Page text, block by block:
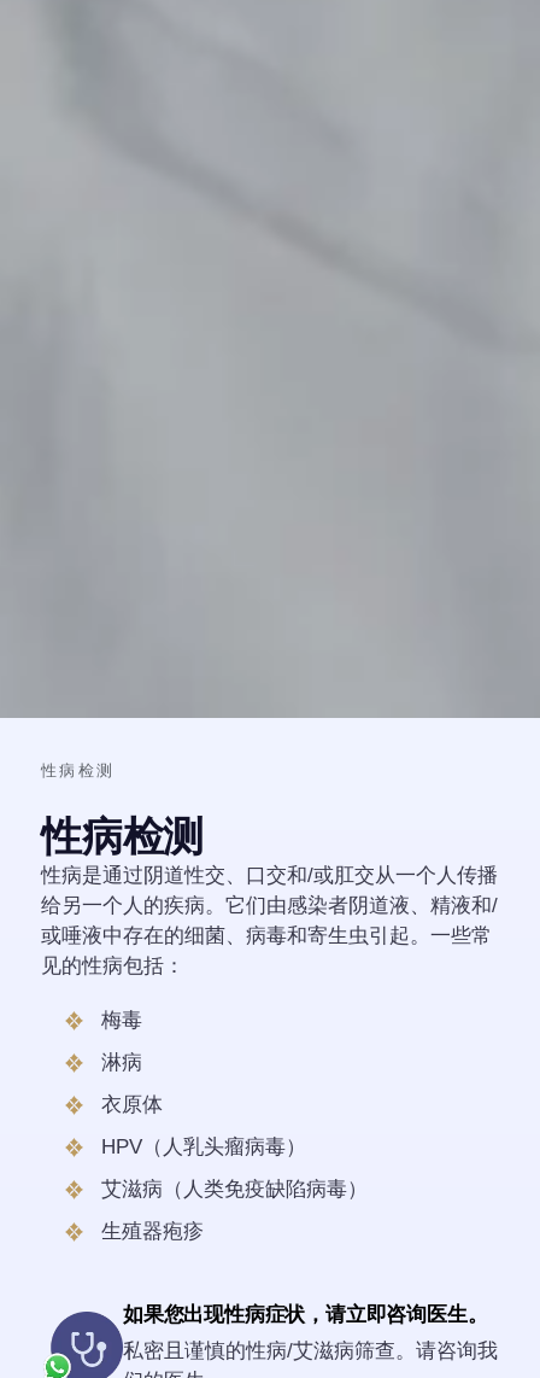
性病检测
性病检测
性病是通过阴道性交、口交和/或肛交从一个人传播
给另一个人的疾病。它们由感染者阴道液、精液和/
或唾液中存在的细菌、病毒和寄生虫引起。一些常
见的性病包括：
梅毒
淋病
衣原体
HPV（人乳头瘤病毒）
艾滋病（人类免疫缺陷病毒）
生殖器疱疹
如果您出现性病症状，请立即咨询医生。
私密且谨慎的性病/艾滋病筛查。请咨询我